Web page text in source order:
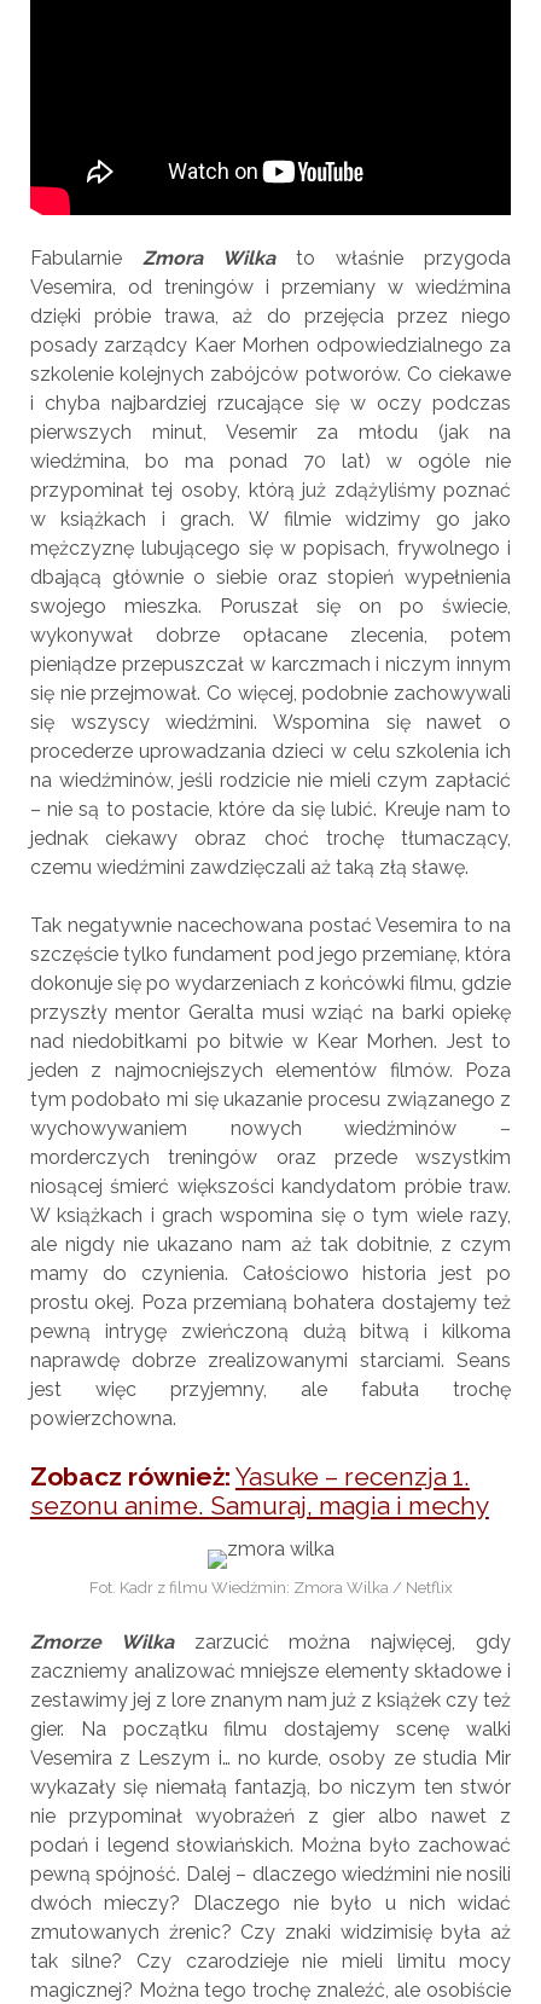
Fabularnie Zmora Wilkato właśnie przygoda
Vesemira, od treningów i przemiany w wiedźmina
dzięki próbie trawa, aż do przejęcia przez niego
posady zarządcy Kaer Morhen odpowiedzialnego za
szkolenie kolejnych zabójców potworów. Co ciekawe
i chyba najbardziej rzucające się w oczy podczas
pierwszych minut, Vesemir za młodu (jak na
wiedźmina, bo ma ponad 70 lat) w ogóle nie
przypominał tej osoby, którą już zdążyliśmy poznać
w książkach i grach. W filmie widzimy go jako
mężczyznę lubującego się w popisach, frywolnego i
dbającą głównie o siebie oraz stopień wypełnienia
swojego mieszka. Poruszał się on po świecie,
wykonywał dobrze opłacane zlecenia, potem
pieniądze przepuszczał w karczmach i niczym innym
się nie przejmował. Co więcej, podobnie zachowywali
się wszyscy wiedźmini. Wspomina się nawet o
procederze uprowadzania dzieci w celu szkolenia ich
na wiedźminów, jeśli rodzicie nie mieli czym zapłacić
– nie są to postacie, które da się lubić. Kreuje nam to
jednak ciekawy obraz choć trochę tłumaczący,
czemu wiedźmini zawdzięczali aż taką złą sławę.
Tak negatywnie nacechowana postać Vesemira to na
szczęście tylko fundament pod jego przemianę, która
dokonuje się po wydarzeniach z końcówki filmu, gdzie
przyszły mentor Geralta musi wziąć na barki opiekę
nad niedobitkami po bitwie w Kear Morhen. Jest to
jeden z najmocniejszych elementów filmów. Poza
tym podobało mi się ukazanie procesu związanego z
wychowywaniem nowych wiedźminów –
morderczych treningów oraz przede wszystkim
niosącej śmierć większości kandydatom próbie traw.
W książkach i grach wspomina się o tym wiele razy,
ale nigdy nie ukazano nam aż tak dobitnie, z czym
mamy do czynienia. Całościowo historia jest po
prostu okej. Poza przemianą bohatera dostajemy też
pewną intrygę zwieńczoną dużą bitwą i kilkoma
naprawdę dobrze zrealizowanymi starciami. Seans
jest więc przyjemny, ale fabuła trochę
powierzchowna.
Zobacz również: Yasuke – recenzja 1.
sezonu anime. Samuraj, magia i mechy
Fot. Kadr z filmu Wiedźmin: Zmora Wilka / Netflix
Zmorze Wilka zarzucić można najwięcej, gdy
zaczniemy analizować mniejsze elementy składowe i
zestawimy jej z lore znanym nam już z książek czy też
gier. Na początku filmu dostajemy scenę walki
Vesemira z Leszym i… no kurde, osoby ze studia Mir
wykazały się niemałą fantazją, bo niczym ten stwór
nie przypominał wyobrażeń z gier albo nawet z
podań i legend słowiańskich. Można było zachować
pewną spójność. Dalej – dlaczego wiedźmini nie nosili
dwóch mieczy? Dlaczego nie było u nich widać
zmutowanych źrenic? Czy znaki widzimisię była aż
tak silne? Czy czarodzieje nie mieli limitu mocy
magicznej? Można tego trochę znaleźć, ale osobiście